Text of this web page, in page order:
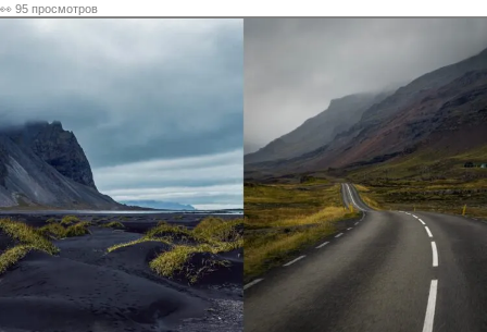
👀 95 просмотров